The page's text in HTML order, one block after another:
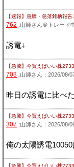
【速報】急騰・急落銘柄報
762 :山師さん＠トレード
誘電↓
【急騰】今買えばいい株
703 :山師さん：2026/08/
昨日の誘電に比べ
【急騰】今買えばいい株
307 :山師さん：2026/08/
俺の太陽誘電
【急騰】今買えばいい株